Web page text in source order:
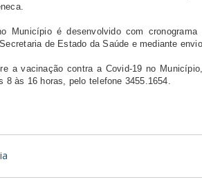
Município é desenvolvido com
de Estado da Saúde e mediante
a vacinação contra a Covid-19 no
8 às 16 horas, pelo telefone 3455.1654.